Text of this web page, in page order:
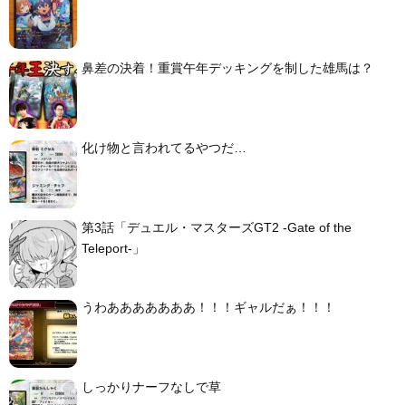
鼻差の決着！重賞午年デッキングを制した雄馬は？
化け物と言われてるやつだ…
第3話「デュエル・マスターズGT2 -Gate of the
Teleport-」
うわあああああああ！！！ギャルだぁ！！！
しっかりナーフなしで草